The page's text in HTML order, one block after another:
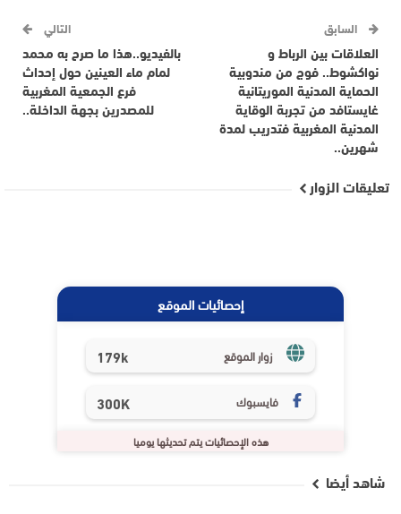
السابق
العلاقات بين الرباط و
نواكشوط.. فوج من مندوبية
الحماية المدنية الموريتانية
غايستافد من تجربة الوقاية
المدنية المغربية فتدريب لمدة
شهرين..
التالي
بالفيديو..هذا ما صرح به محمد
لمام ماء العينين حول إحداث
فرع الجمعية المغربية
للمصدرين بجهة الداخلة..
تعليقات الزوار
إحصائيات الموقع
زوار الموقع 179k
فايسبوك 300K
هذه الإحصائيات يتم تحديثها يوميا
شاهد أيضا